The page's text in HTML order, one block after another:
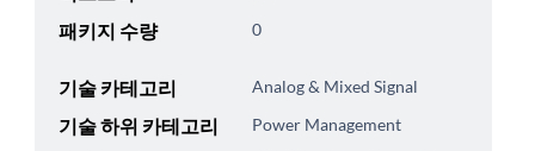
패키지 수량 0
기술 카테고리 Analog & Mixed Signal
기술 하위 카테고리 Power Management